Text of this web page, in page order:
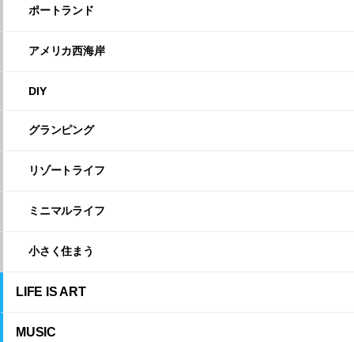
ポートランド
アメリカ西海岸
DIY
グランピング
リゾートライフ
ミニマルライフ
小さく住まう
LIFE IS ART
MUSIC